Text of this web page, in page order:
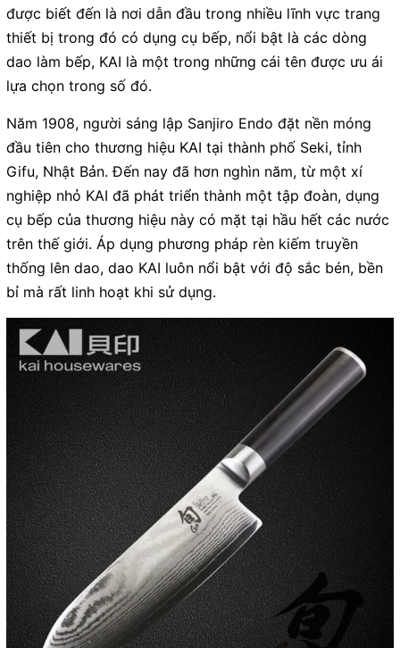
được biết đến là nơi dẫn đầu trong nhiều lĩnh vực trang
thiết bị trong đó có dụng cụ bếp, nổi bật là các dòng
dao làm bếp, KAI là một trong những cái tên được ưu ái
lựa chọn trong số đó.
Năm 1908, người sáng lập Sanjiro Endo đặt nền móng
đầu tiên cho thương hiệu KAI tại thành phố Seki, tỉnh
Gifu, Nhật Bản. Đến nay đã hơn nghìn năm, từ một xí
nghiệp nhỏ KAI đã phát triển thành một tập đoàn, dụng
cụ bếp của thương hiệu này có mặt tại hầu hết các nước
trên thế giới. Áp dụng phương pháp rèn kiếm truyền
thống lên dao, dao KAI luôn nổi bật với độ sắc bén, bền
bỉ mà rất linh hoạt khi sử dụng.